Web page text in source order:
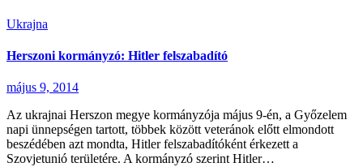
Ukrajna
Herszoni kormányzó: Hitler felszabadító
május 9, 2014
Az ukrajnai Herszon megye kormányzója május 9-én, a Győzelem
napi ünnepségen tartott, többek között veteránok előtt elmondott
beszédében azt mondta, Hitler felszabadítóként érkezett a
Szovjetunió területére. A kormányzó szerint Hitler…